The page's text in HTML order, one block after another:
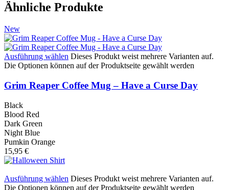
Ähnliche Produkte
New
Ausführung wählen Dieses Produkt weist mehrere Varianten auf.
Die Optionen können auf der Produktseite gewählt werden
Grim Reaper Coffee Mug – Have a Curse Day
Black
Blood Red
Dark Green
Night Blue
Pumkin Orange
15,95 €
Ausführung wählen Dieses Produkt weist mehrere Varianten auf.
Die Optionen können auf der Produktseite gewählt werden